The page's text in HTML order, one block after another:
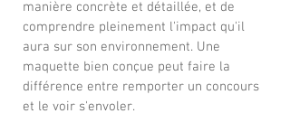
manière concrète et détaillée, et de
comprendre pleinement l'impact qu'il
aura sur son environnement. Une
maquette bien conçue peut faire la
différence entre remporter un concours
et le voir s'envoler.